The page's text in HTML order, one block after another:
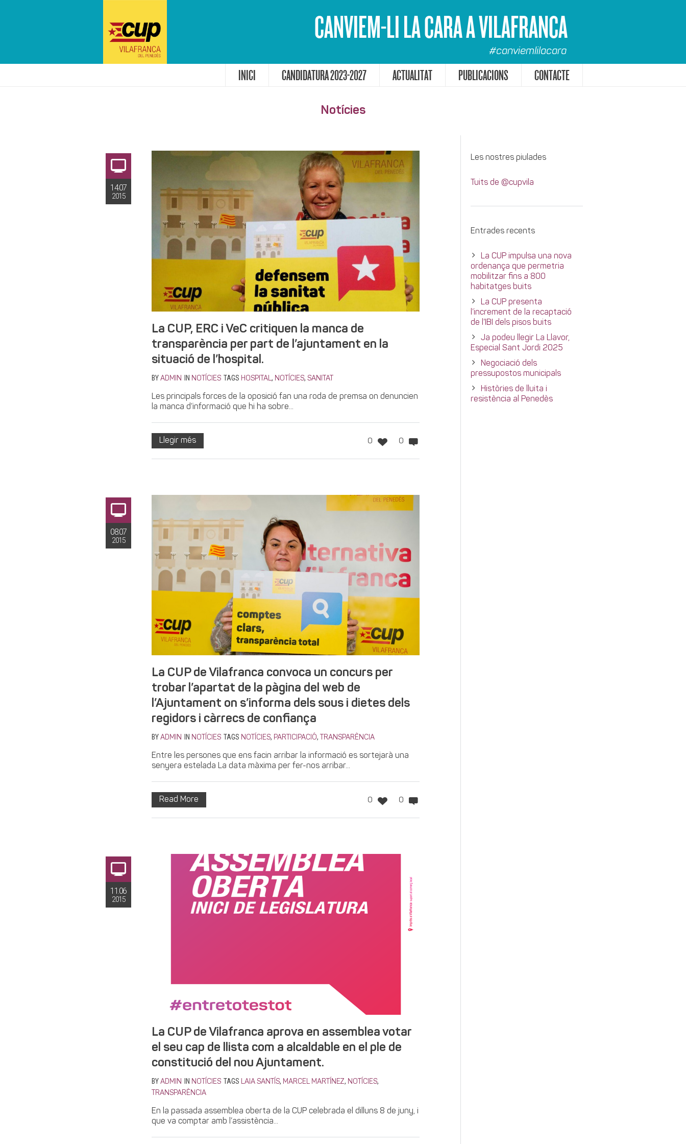
CANVIEM-LI LA CARA A VILAFRANCA
#canviemlilacara
INICI CANDIDATURA 2023-2027 ACTUALITAT PUBLICACIONS CONTACTE
Notícies
14.07
2015
La CUP, ERC i VeC critiquen la manca de
transparència per part de l’ajuntament en la
situació de l’hospital.
BY ADMIN IN NOTÍCIES TAGS HOSPITAL, NOTÍCIES, SANITAT
Les principals forces de la oposició fan una roda de premsa on denuncien
la manca d’informació que hi ha sobre...
0 0
Llegir més
08.07
2015
La CUP de Vilafranca convoca un concurs per
trobar l’apartat de la pàgina del web de
l’Ajuntament on s’informa dels sous i dietes dels
regidors i càrrecs de confiança
BY ADMIN IN NOTÍCIES TAGS NOTÍCIES, PARTICIPACIÓ, TRANSPARÈNCIA
Entre les persones que ens facin arribar la informació es sortejarà una
senyera estelada La data màxima per fer-nos arribar...
0 0
Read More
11.06
2015
La CUP de Vilafranca aprova en assemblea votar
el seu cap de llista com a alcaldable en el ple de
constitució del nou Ajuntament.
BY ADMIN IN NOTÍCIES TAGS LAIA SANTÍS, MARCEL MARTÍNEZ, NOTÍCIES,
TRANSPARÈNCIA
En la passada assemblea oberta de la CUP celebrada el dilluns 8 de juny, i
que va comptar amb l’assistència...
Les nostres piulades
Tuits de @cupvila
Entrades recents
La CUP impulsa una nova
ordenança que permetria
mobilitzar fins a 800
habitatges buits
La CUP presenta
l’increment de la recaptació
de l’IBI dels pisos buits
Ja podeu llegir La Llavor,
Especial Sant Jordi 2025
Negociació dels
pressupostos municipals
Històries de lluita i
resistència al Penedès